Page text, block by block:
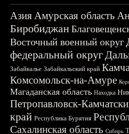
АзияАмурская область
Биробиджан
Восточный военный округ
федеральный округ
Забайкалье Забайкальский край
Комсомольск-на-Амуре
Магаданская область Находка
Петропавловск-
край Республика Бурятия
Сахалинская область Сибирь